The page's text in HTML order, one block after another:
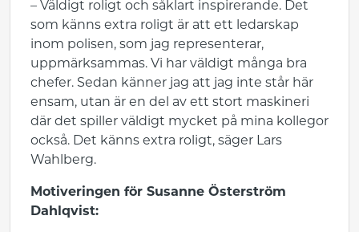
– Väldigt roligt och såklart inspirerande. Det
som känns extra roligt är att ett ledarskap
inom polisen, som jag representerar,
uppmärksammas. Vi har väldigt många bra
chefer. Sedan känner jag att jag inte står här
ensam, utan är en del av ett stort maskineri
där det spiller väldigt mycket på mina kollegor
också. Det känns extra roligt, säger Lars
Wahlberg.
Motiveringen för Susanne Österström
Dahlqvist: